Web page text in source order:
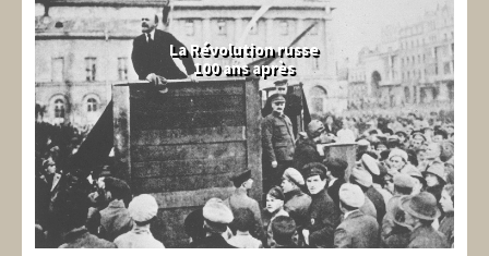
La Révolution russe
100 ans après